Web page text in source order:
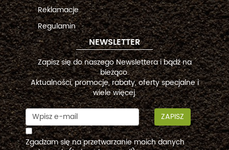
Reklamacje
Regulamin
NEWSLETTER
Zapisz się do naszego Newslettera i bądź na
bieżąco.
Aktualności, promocje, rabaty, oferty specjalne i
wiele więcej.
ZAPISZ
Zgadzam się na przetwarzanie moich danych